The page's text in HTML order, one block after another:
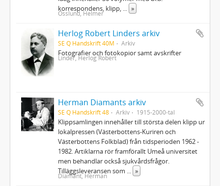
korrespondens, klipp,
»
Osslund, Helmer
Herlog Robert Linders arkiv
SE Q Handskrift 40M Arkiv
Fotografier och fotokopior samt avskrifter
Linder, Herlog Robert
Herman Diamants arkiv
SE Q Handskrift 48 Arkiv 1915-2000-tal
Klippsamlingen innehåller till största delen klipp ur
lokalpressen (Västerbottens-Kuriren och
Västerbottens Folkblad) från tidsperioden 1962 -
1982. Artiklarna rör framförallt Umeå universitet
men behandlar också sjukvårdsfrågor.
Tilläggsleveransen som
»
Diamant, Herman